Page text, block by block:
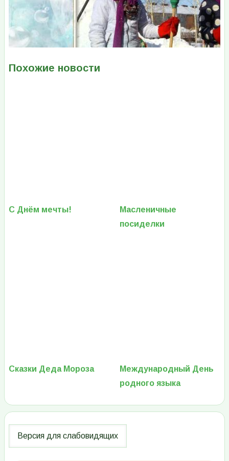
Похожие новости
С Днём мечты!
Масленичные
посиделки
Сказки Деда Мороза
Международный День
родного языка